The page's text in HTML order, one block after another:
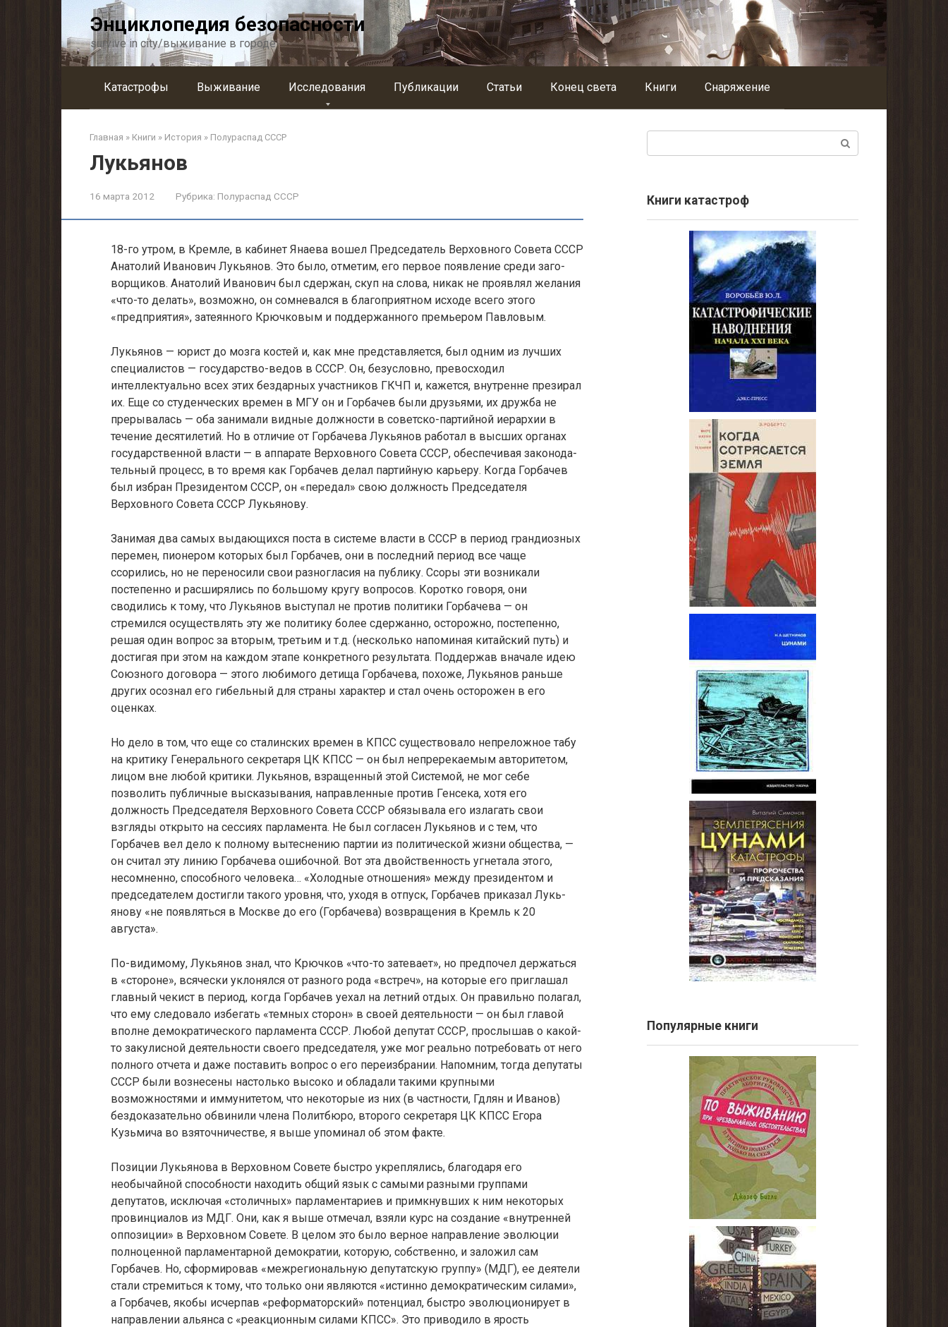
Энциклопедия безопасности
survive in city/выживание в городе
Катастрофы Выживание Исследования Публикации Статьи Конец света Книги Снаряжение
Главная » Книги » История » Полураспад СССР
Лукьянов
16 марта 2012 Рубрика: Полураспад СССР
18-го утром, в Кремле, в кабинет Янаева вошел Пред­седатель Верховного Совета СССР
Анатолий Иванович Лукь­янов. Это было, отметим, его первое появление среди заго­
ворщиков. Анатолий Иванович был сдержан, скуп на слова, никак не проявлял желания
«что-то делать», возможно, он сомневался в благоприятном исходе всего этого
«предпри­ятия», затеянного Крючковым и поддержанного премьером Павловым.
Лукьянов — юрист до мозга костей и, как мне представ­ляется, был одним из лучших
специалистов — государство-ведов в СССР. Он, безусловно, превосходил
интеллектуаль­но всех этих бездарных участников ГКЧП и, кажется, внут­ренне презирал
их. Еще со студенческих времен в МГУ он и Горбачев были друзьями, их дружба не
прерывалась — оба занимали видные должности в советско-партийной иерар­хии в
течение десятилетий. Но в отличие от Горбачева Лукь­янов работал в высших органах
государственной власти — в аппарате Верховного Совета СССР, обеспечивая законода­
тельный процесс, в то время как Горбачев делал партийную карьеру. Когда Горбачев
был избран Президентом СССР, он «передал» свою должность Председателя
Верховного Сове­та СССР Лукьянову.
Занимая два самых выдающихся поста в системе власти в СССР в период грандиозных
перемен, пионером которых был Горбачев, они в последний период все чаще
ссорились, но не переносили свои разногласия на публику. Ссоры эти возникали
постепенно и расширялись по большому кругу вопросов. Коротко говоря, они
сводились к тому, что Лукья­нов выступал не против политики Горбачева — он
стремился осуществлять эту же политику более сдержанно, осторожно, постепенно,
решая один вопрос за вторым, третьим и т.д. (несколько напоминая китайский путь) и
достигая при этом на каждом этапе конкретного результата. Поддержав внача­ле идею
Союзного договора — этого любимого детища Гор­бачева, похоже, Лукьянов раньше
других осознал его ги­бельный для страны характер и стал очень осторожен в его
оценках.
Но дело в том, что еще со сталинских времен в КПСС су­ществовало непреложное табу
на критику Генерального сек­ретаря ЦК КПСС — он был непререкаемым авторитетом,
лицом вне любой критики. Лукьянов, взращенный этой Сис­темой, не мог себе
позволить публичные высказывания, на­правленные против Генсека, хотя его
должность Председате­ля Верховного Совета СССР обязывала его излагать свои
взгляды открыто на сессиях парламента. Не был согласен Лукьянов и с тем, что
Горбачев вел дело к полному вытесне­нию партии из политической жизни общества, —
он считал эту линию Горбачева ошибочной. Вот эта двойственность уг­нетала этого,
несомненно, способного человека… «Холодные отношения» между президентом и
председателем достигли такого уровня, что, уходя в отпуск, Горбачев приказал Лукь­
янову «не появляться в Москве до его (Горбачева) возвраще­ния в Кремль к 20
августа».
По-видимому, Лукьянов знал, что Крючков «что-то зате­вает», но предпочел держаться
в «стороне», всячески укло­нялся от разного рода «встреч», на которые его приглашал
главный чекист в период, когда Горбачев уехал на летний от­дых. Он правильно полагал,
что ему следовало избегать «тем­ных сторон» в своей деятельности — он был главой
вполне демократического парламента СССР. Любой депутат СССР, прослышав о какой-
то закулисной деятельности своего пред­седателя, уже мог реально потребовать от него
полного отче­та и даже поставить вопрос о его переизбрании. Напомним, тогда депутаты
СССР были вознесены настолько высоко и обладали такими крупными
возможностями и иммуните­том, что некоторые из них (в частности, Гдлян и Иванов)
бездоказательно обвинили члена Политбюро, второго секре­таря ЦК КПСС Егора
Кузьмича во взяточничестве, я выше упоминал об этом факте.
Позиции Лукьянова в Верховном Совете быстро укреп­лялись, благодаря его
необычайной способности находить общий язык с самыми разными группами
депутатов, исклю­чая «столичных» парламентариев и примкнувших к ним не­которых
провинциалов из МДГ. Они, как я выше отмечал, взяли курс на создание «внутренней
оппозиции» в Верхов­ном Совете. В целом это было верное направление эволюции
полноценной парламентарной демократии, которую, собст­венно, и заложил сам
Горбачев. Но, сформировав «межре­гиональную депутатскую группу» (МДГ), ее деятели
стали стремиться к тому, что только они являются «истинно демо­кратическим силами»,
а Горбачев, якобы исчерпав «рефор­маторский» потенциал, быстро эволюционирует в
направле­нии альянса с «реакционным силами КПСС». Это приводи­ло в ярость
Книги катастроф
Популярные книги